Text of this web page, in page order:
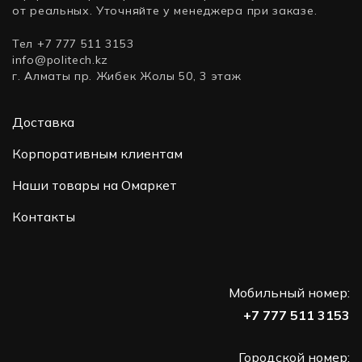
от реальных. Уточняйте у менеджера при заказе.
Тел +7 777 511 3153
info@politech.kz
г. Алматы пр. Жибек Жолы 50, 3 этаж
Доставка
Корпоративным клиентам
Наши товары на Омаркет
Контакты
Мобильный номер:
+7 777 511 3153
Городской номер: